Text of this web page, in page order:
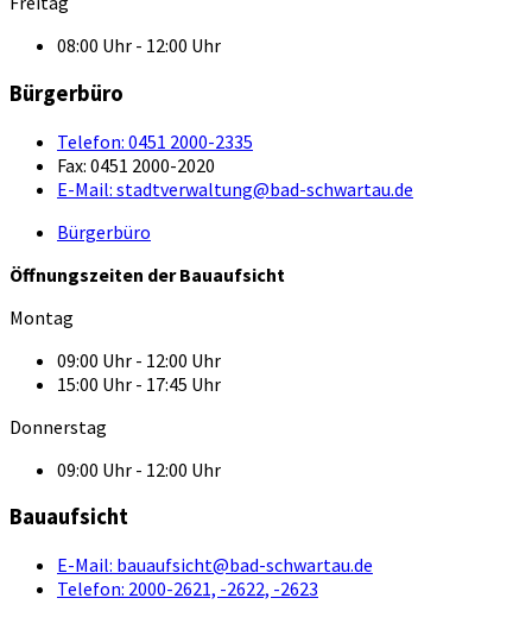
08:00 Uhr - 12:00 Uhr
Bürgerbüro
Telefon: 0451 2000-2335
Fax: 0451 2000-2020
E-Mail: stadtverwaltung@bad-schwartau.de
Bürgerbüro
Öffnungszeiten der Bauaufsicht
Montag
09:00 Uhr - 12:00 Uhr
15:00 Uhr - 17:45 Uhr
Donnerstag
09:00 Uhr - 12:00 Uhr
Bauaufsicht
E-Mail: bauaufsicht@bad-schwartau.de
Telefon: 2000-2621, -2622, -2623